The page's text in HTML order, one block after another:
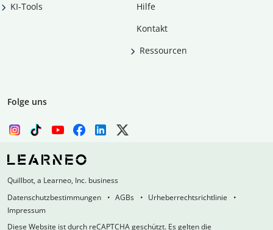
KI-Tools
Hilfe
Kontakt
Ressourcen
Folge uns
Quillbot, a Learneo, Inc. business
Datenschutzbestimmungen
AGBs
Urheberrechtsrichtlinie
Impressum
Diese Website ist durch reCAPTCHA geschützt. Es gelten die